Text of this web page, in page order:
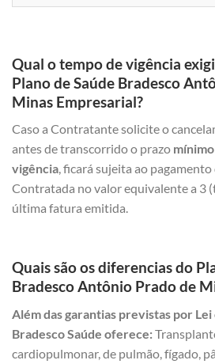
Qual o tempo de vigência
Plano de Saúde Bradesco
Minas Empresarial?
Caso a Contratante solicite o
antes de transcorrido o prazo
vigência, ficará sujeita ao
Contratada no valor equivalente a 3
última fatura emitida.
Quais são os diferencias do
Bradesco Antônio Prado de
Além das garantias previstas por Lei
Bradesco Saúde oferece:
cardiopulmonar, de pulmão, fígado,